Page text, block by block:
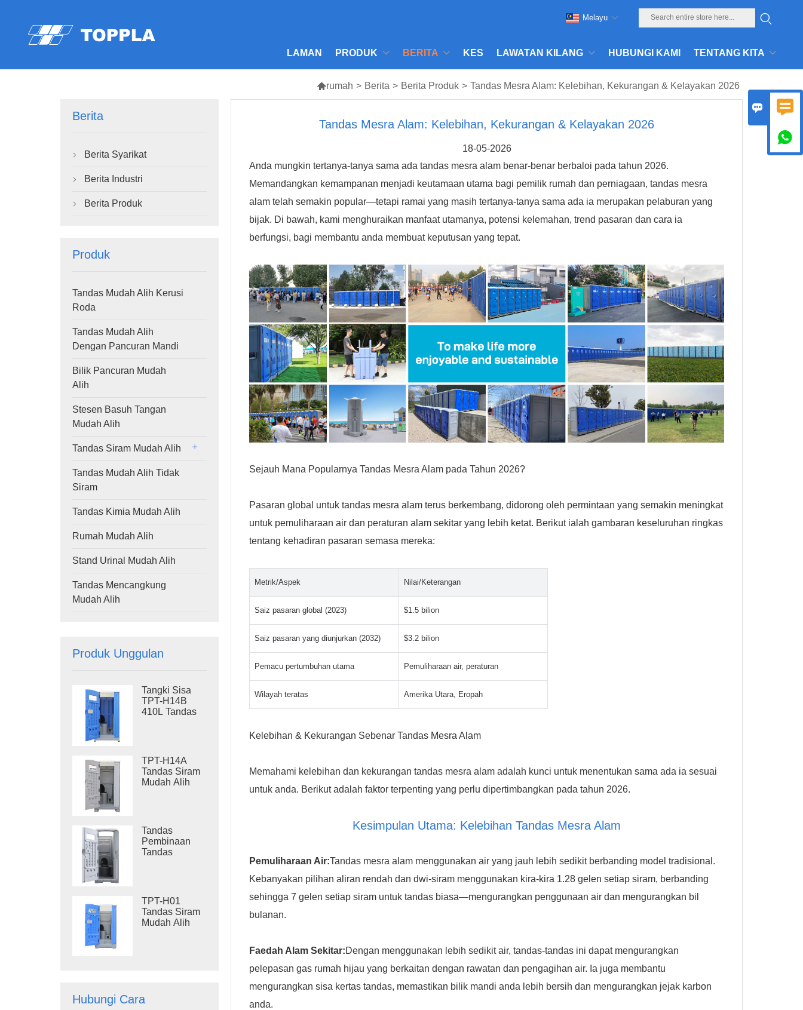
LAMAN PRODUK BERITA KES LAWATAN KILANG HUBUNGI KAMI TENTANG KITA
Melayu
rumah > Berita > Berita Produk > Tandas Mesra Alam: Kelebihan, Kekurangan & Kelayakan 2026
Berita
 Berita Syarikat
 Berita Industri
 Berita Produk
Produk
Tandas Mudah Alih Kerusi
Roda
Tandas Mudah Alih
Dengan Pancuran Mandi
Bilik Pancuran Mudah
Alih
Stesen Basuh Tangan
Mudah Alih
Tandas Siram Mudah Alih
Tandas Mudah Alih Tidak
Siram
Tandas Kimia Mudah Alih
Rumah Mudah Alih
Stand Urinal Mudah Alih
Tandas Mencangkung
Mudah Alih
Produk Unggulan
Tangki Sisa
TPT-H14B
410L Tandas
Gelincir Keluli
Tandas Tapak
TPT-H14A
Tandas Siram
Mudah Alih
Tandas
Pembinaan
Tandas
TPT-H01
Tandas Siram
Mudah Alih
Hubungi Cara
Tandas Mesra Alam: Kelebihan, Kekurangan & Kelayakan 2026
18-05-2026
Anda mungkin tertanya-tanya sama ada tandas mesra alam benar-benar berbaloi pada tahun 2026.
Memandangkan kemampanan menjadi keutamaan utama bagi pemilik rumah dan perniagaan, tandas mesra
alam telah semakin popular—tetapi ramai yang masih tertanya-tanya sama ada ia merupakan pelaburan yang
bijak. Di bawah, kami menghuraikan manfaat utamanya, potensi kelemahan, trend pasaran dan cara ia
berfungsi, bagi membantu anda membuat keputusan yang tepat.
Sejauh Mana Popularnya Tandas Mesra Alam pada Tahun 2026?
Pasaran global untuk tandas mesra alam terus berkembang, didorong oleh permintaan yang semakin meningkat
untuk pemuliharaan air dan peraturan alam sekitar yang lebih ketat. Berikut ialah gambaran keseluruhan ringkas
tentang kehadiran pasaran semasa mereka:
Metrik/Aspek Nilai/Keterangan
Saiz pasaran global (2023) $1.5 bilion
Saiz pasaran yang diunjurkan (2032) $3.2 bilion
Pemacu pertumbuhan utama Pemuliharaan air, peraturan
Wilayah teratas Amerika Utara, Eropah
Kelebihan & Kekurangan Sebenar Tandas Mesra Alam
Memahami kelebihan dan kekurangan tandas mesra alam adalah kunci untuk menentukan sama ada ia sesuai
untuk anda. Berikut adalah faktor terpenting yang perlu dipertimbangkan pada tahun 2026.
Kesimpulan Utama: Kelebihan Tandas Mesra Alam
Pemuliharaan Air:Tandas mesra alam menggunakan air yang jauh lebih sedikit berbanding model tradisional.
Kebanyakan pilihan aliran rendah dan dwi-siram menggunakan kira-kira 1.28 gelen setiap siram, berbanding
sehingga 7 gelen setiap siram untuk tandas biasa—mengurangkan penggunaan air dan mengurangkan bil
bulanan.
Faedah Alam Sekitar:Dengan menggunakan lebih sedikit air, tandas-tandas ini dapat mengurangkan
pelepasan gas rumah hijau yang berkaitan dengan rawatan dan pengagihan air. Ia juga membantu
mengurangkan sisa kertas tandas, memastikan bilik mandi anda lebih bersih dan mengurangkan jejak karbon
anda.
 
